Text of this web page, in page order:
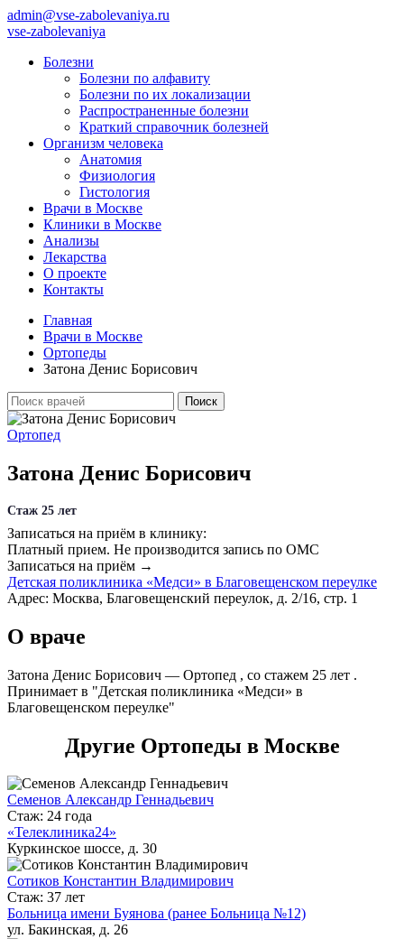
admin@vse-zabolevaniya.ru
vse-zabolevaniya
Болезни
Болезни по алфавиту
Болезни по их локализации
Распространенные болезни
Краткий справочник болезней
Организм человека
Анатомия
Физиология
Гистология
Врачи в Москве
Клиники в Москве
Анализы
Лекарства
О проекте
Контакты
Главная
Врачи в Москве
Ортопеды
Затона Денис Борисович
Ортопед
Затона Денис Борисович
Стаж 25 лет
Записаться на приём в клинику:
Платный прием. Не производится запись по ОМС
Записаться на приём →
Детская поликлиника «Медси» в Благовещенском переулке
Адрес: Москва, Благовещенский переулок, д. 2/16, стр. 1
О враче
Затона Денис Борисович — Ортопед , со стажем 25 лет .
Принимает в "Детская поликлиника «Медси» в
Благовещенском переулке"
Другие Ортопеды в Москве
Семенов Александр Геннадьевич
Стаж: 24 года
«Телеклиника24»
Куркинское шоссе, д. 30
Сотиков Константин Владимирович
Стаж: 37 лет
Больница имени Буянова (ранее Больница №12)
ул. Бакинская, д. 26